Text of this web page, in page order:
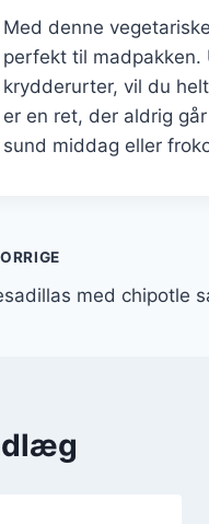
Med denne
perfekt til
krydderurter, vil du
er en ret, der aldrig
sund middag eller
med chipotle